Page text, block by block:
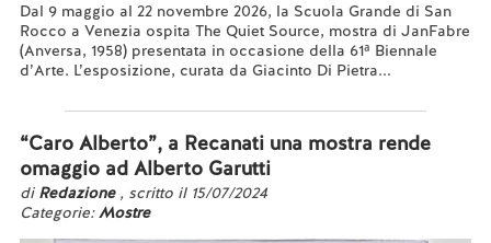
Dal 9 maggio al 22 novembre 2026, la Scuola Grande di San
Rocco a Venezia ospita The Quiet Source, mostra di JanFabre
(Anversa, 1958) presentata in occasione della 61ª Biennale
d’Arte. L’esposizione, curata da Giacinto Di Pietra...
“Caro Alberto”, a Recanati una mostra rende
omaggio ad Alberto Garutti
di Redazione , scritto il 15/07/2024
Categorie:Mostre